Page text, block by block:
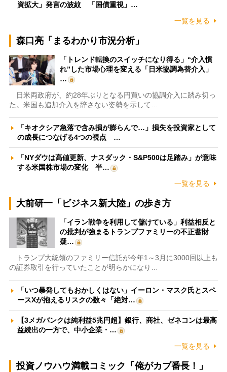
資拡大」発言の波紋 「国債重視」…
一覧を見る
森口亮「まるわかり市況分析」
「トレンド転換のスイッチになり得る」“介入慣
れ”した市場心理を変える「日米協調為替介入」
…
日米両政府が、約28年ぶりとなる円買いの協調介入に踏み切っ
た。米国も追加介入を辞さない姿勢を示して…
「キオクシア急落で含み損が膨らんで…」損失を投資家として
の成長につなげる4つの視点 …
「NYダウは高値更新、ナスダック・S&P500は足踏み」が意味
する米国株市場の変化 半…
一覧を見る
大前研一「ビジネス新大陸」の歩き方
「イラン戦争を利用して儲けている」利益相反と
の批判が強まるトランプファミリーの不正蓄財
疑…
トランプ大統領のファミリー信託が今年1～3月に3000回以上も
の証券取引を行っていたことが明らかになり…
「いつ暴発してもおかしくはない」イーロン・マスク氏とスペ
ースXが抱えるリスクの数々「絶対…
【3メガバンクは純利益5兆円超】銀行、商社、ゼネコンは最高
益続出の一方で、中小企業・…
一覧を見る
投資ノウハウ満載コミック「俺がカブ番長！」